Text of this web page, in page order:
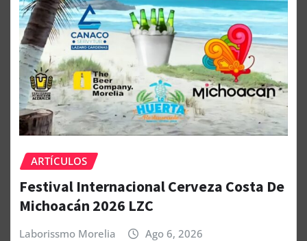
ARTÍCULOS
Festival Internacional Cerveza Costa De
Michoacán 2026 LZC
Laborissmo Morelia Ago 6, 2026